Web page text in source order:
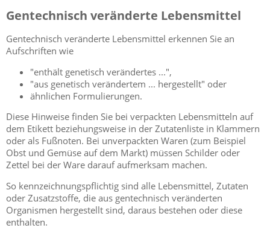
Gentechnisch veränderte Lebensmittel
Gentechnisch veränderte Lebensmittel erkennen Sie an
Aufschriften wie
"enthält genetisch verändertes ...",
"aus genetisch verändertem ... hergestellt" oder
ähnlichen Formulierungen.
Diese Hinweise finden Sie bei verpackten Lebensmitteln auf
dem Etikett beziehungsweise in der Zutatenliste in Klammern
oder als Fußnoten. Bei unverpackten Waren (zum Beispiel
Obst und Gemüse auf dem Markt) müssen Schilder oder
Zettel bei der Ware darauf aufmerksam machen.
So kennzeichnungspflichtig sind alle Lebensmittel, Zutaten
oder Zusatzstoffe, die aus gentechnisch veränderten
Organismen hergestellt sind, daraus bestehen oder diese
enthalten.